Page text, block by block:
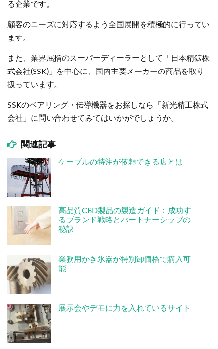
る企業です。
顧客のニーズに対応するよう全国展開を積極的に行ってい
ます。
また、業界屈指のスーパーディーラーとして「日本精鉱株
式会社(SSK)」を中心に、国内主要メーカーの商品を取り
扱っています。
SSKのベアリング・伝導機器をお探しなら「新光精工株式
会社」に問い合わせてみてはいかがでしょうか。
関連記事
ケーブルの特注が依頼できる店とは
高品質CBD製品の製造ガイド：成功す
るブランド戦略とパートナーシップの
秘訣
業務用かき氷器が特別卸価格で購入可
能
展示会やデモに力を入れているサイト